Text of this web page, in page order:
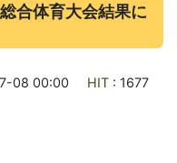
合体育大会結果に
08 00:00 HIT : 1677